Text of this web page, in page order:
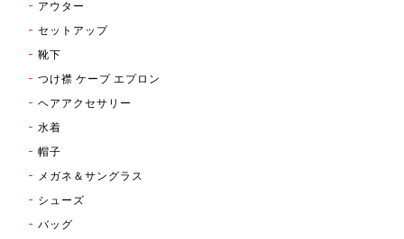
アウター
セットアップ
靴下
つけ襟 ケープ エプロン
ヘアアクセサリー
水着
帽子
メガネ＆サングラス
シューズ
バッグ